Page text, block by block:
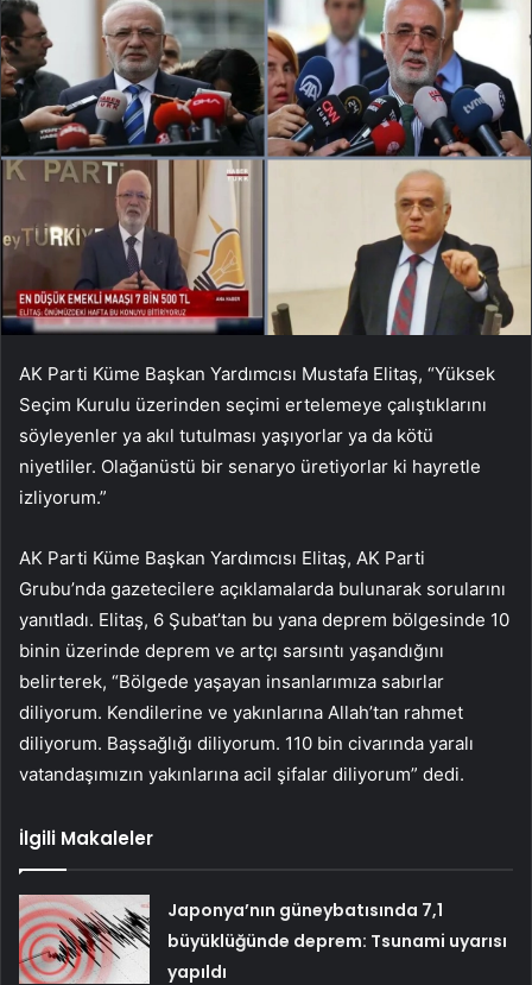
AK Parti Küme Başkan Yardımcısı Mustafa Elitaş, “Yüksek
Seçim Kurulu üzerinden seçimi ertelemeye çalıştıklarını
söyleyenler ya akıl tutulması yaşıyorlar ya da kötü
niyetliler. Olağanüstü bir senaryo üretiyorlar ki hayretle
izliyorum.”
AK Parti Küme Başkan Yardımcısı Elitaş, AK Parti
Grubu’nda gazetecilere açıklamalarda bulunarak sorularını
yanıtladı. Elitaş, 6 Şubat’tan bu yana deprem bölgesinde 10
binin üzerinde deprem ve artçı sarsıntı yaşandığını
belirterek, “Bölgede yaşayan insanlarımıza sabırlar
diliyorum. Kendilerine ve yakınlarına Allah’tan rahmet
diliyorum. Başsağlığı diliyorum. 110 bin civarında yaralı
vatandaşımızın yakınlarına acil şifalar diliyorum” dedi.
İlgili Makaleler
Japonya’nın güneybatısında 7,1
büyüklüğünde deprem: Tsunami uyarısı
yapıldı